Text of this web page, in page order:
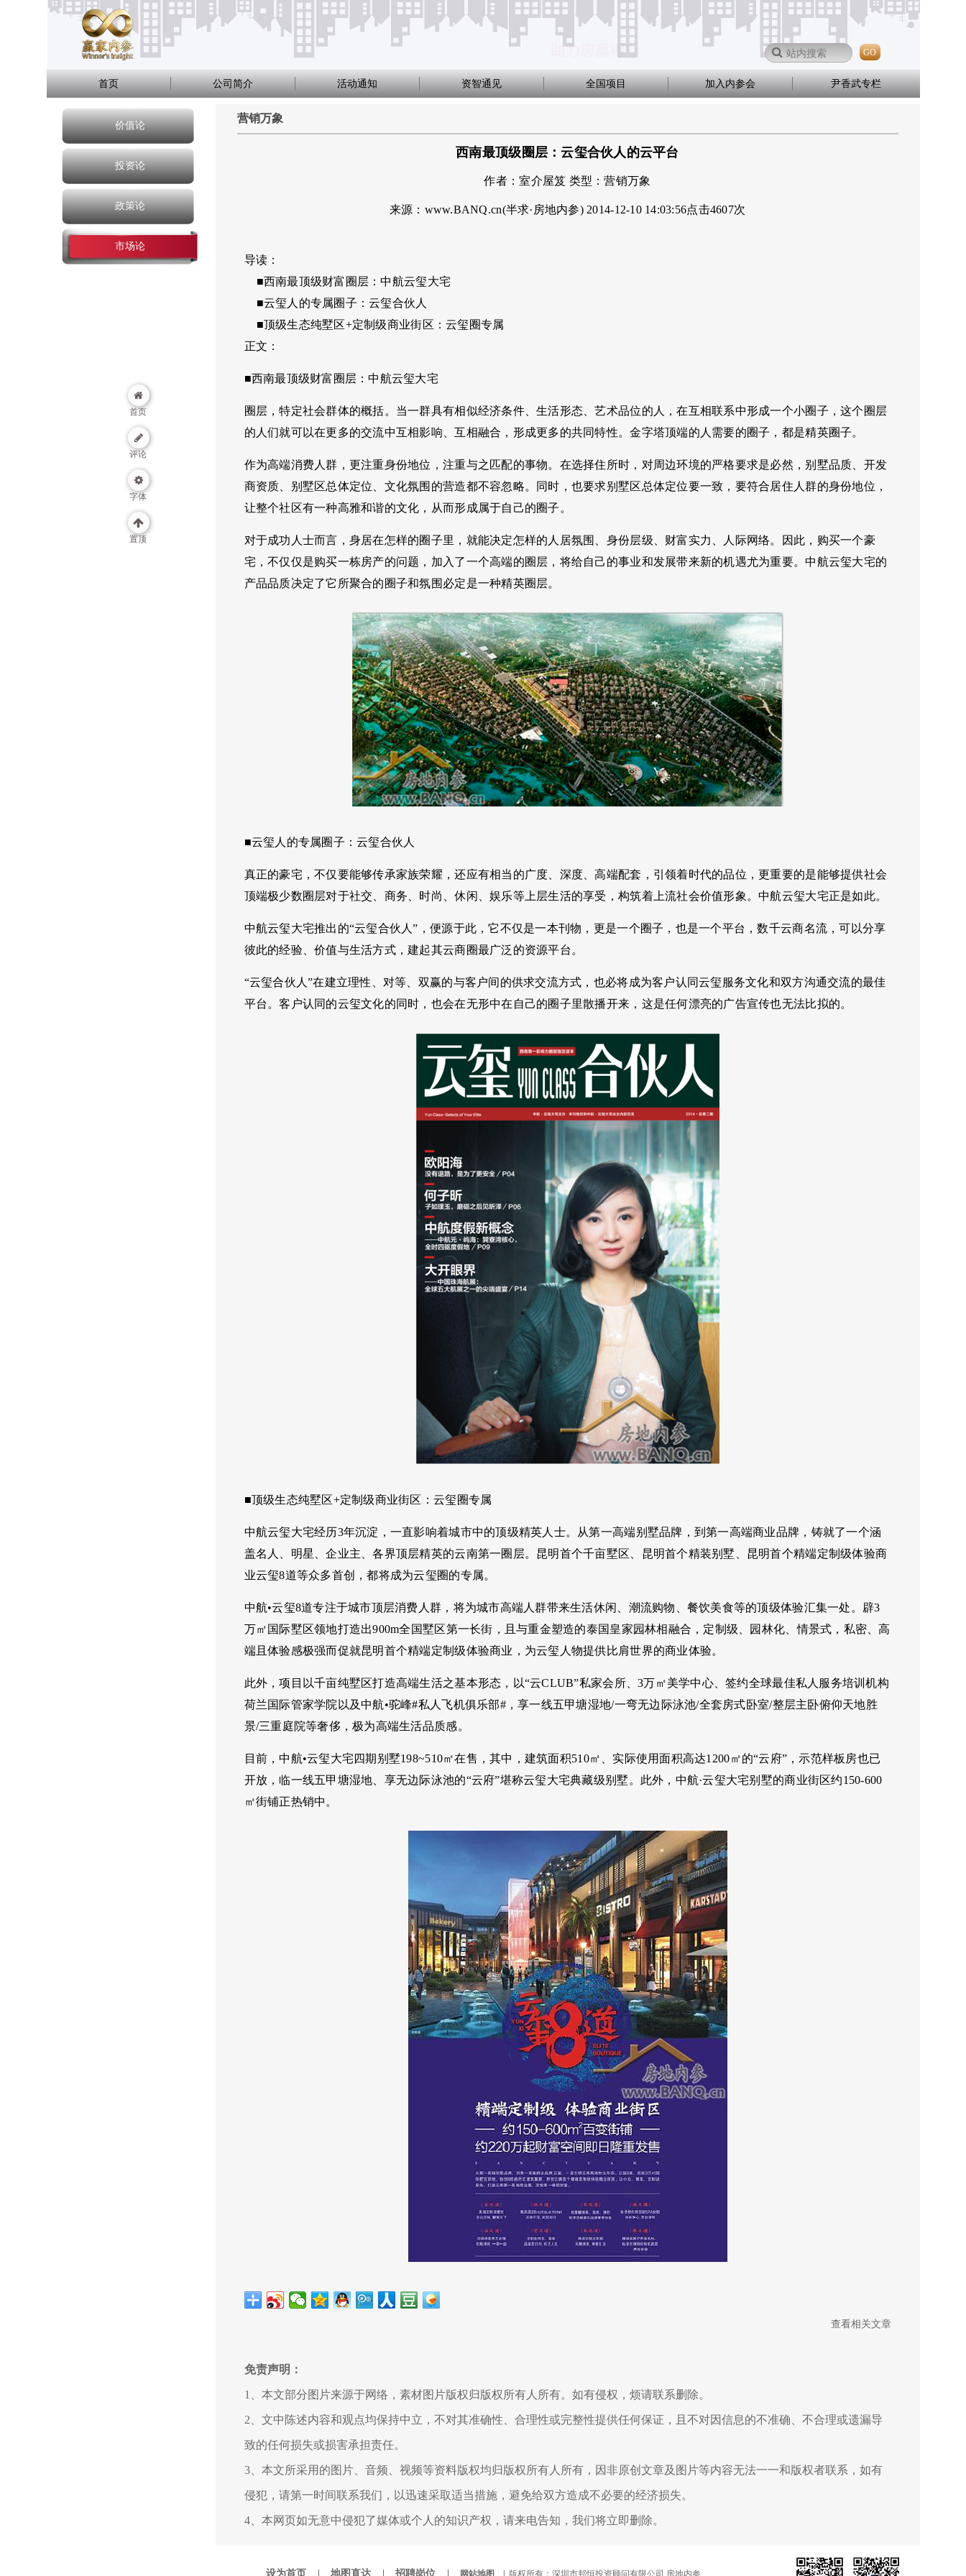
GO
首页 公司简介 活动通知 资智通见 全国项目 加入内参会 尹香武专栏
价值论
投资论
政策论
市场论
首页
评论
字体
置顶
营销万象
西南最顶级圈层：云玺合伙人的云平台
作者：室介屋笈 类型：营销万象
来源：www.BANQ.cn(半求·房地内参) 2014-12-10 14:03:56点击4607次
导读：
■西南最顶级财富圈层：中航云玺大宅
■云玺人的专属圈子：云玺合伙人
■顶级生态纯墅区+定制级商业街区：云玺圈专属
正文：
■西南最顶级财富圈层：中航云玺大宅
圈层，特定社会群体的概括。当一群具有相似经济条件、生活形态、艺术品位的人，在互相联系中形成一个小圈子，这个圈层
的人们就可以在更多的交流中互相影响、互相融合，形成更多的共同特性。金字塔顶端的人需要的圈子，都是精英圈子。
作为高端消费人群，更注重身份地位，注重与之匹配的事物。在选择住所时，对周边环境的严格要求是必然，别墅品质、开发
商资质、别墅区总体定位、文化氛围的营造都不容忽略。同时，也要求别墅区总体定位要一致，要符合居住人群的身份地位，
让整个社区有一种高雅和谐的文化，从而形成属于自己的圈子。
对于成功人士而言，身居在怎样的圈子里，就能决定怎样的人居氛围、身份层级、财富实力、人际网络。因此，购买一个豪
宅，不仅仅是购买一栋房产的问题，加入了一个高端的圈层，将给自己的事业和发展带来新的机遇尤为重要。中航云玺大宅的
产品品质决定了它所聚合的圈子和氛围必定是一种精英圈层。
■云玺人的专属圈子：云玺合伙人
真正的豪宅，不仅要能够传承家族荣耀，还应有相当的广度、深度、高端配套，引领着时代的品位，更重要的是能够提供社会
顶端极少数圈层对于社交、商务、时尚、休闲、娱乐等上层生活的享受，构筑着上流社会价值形象。中航云玺大宅正是如此。
中航云玺大宅推出的“云玺合伙人”，便源于此，它不仅是一本刊物，更是一个圈子，也是一个平台，数千云商名流，可以分享
彼此的经验、价值与生活方式，建起其云商圈最广泛的资源平台。
“云玺合伙人”在建立理性、对等、双赢的与客户间的供求交流方式，也必将成为客户认同云玺服务文化和双方沟通交流的最佳
平台。客户认同的云玺文化的同时，也会在无形中在自己的圈子里散播开来，这是任何漂亮的广告宣传也无法比拟的。
■顶级生态纯墅区+定制级商业街区：云玺圈专属
中航云玺大宅经历3年沉淀，一直影响着城市中的顶级精英人士。从第一高端别墅品牌，到第一高端商业品牌，铸就了一个涵
盖名人、明星、企业主、各界顶层精英的云南第一圈层。昆明首个千亩墅区、昆明首个精装别墅、昆明首个精端定制级体验商
业云玺8道等众多首创，都将成为云玺圈的专属。
中航•云玺8道专注于城市顶层消费人群，将为城市高端人群带来生活休闲、潮流购物、餐饮美食等的顶级体验汇集一处。辟3
万㎡国际墅区领地打造出900m全国墅区第一长街，且与重金塑造的泰国皇家园林相融合，定制级、园林化、情景式，私密、高
端且体验感极强而促就昆明首个精端定制级体验商业，为云玺人物提供比肩世界的商业体验。
此外，项目以千亩纯墅区打造高端生活之基本形态，以“云CLUB”私家会所、3万㎡美学中心、签约全球最佳私人服务培训机构
荷兰国际管家学院以及中航•驼峰#私人飞机俱乐部#，享一线五甲塘湿地/一弯无边际泳池/全套房式卧室/整层主卧俯仰天地胜
景/三重庭院等奢侈，极为高端生活品质感。
目前，中航•云玺大宅四期别墅198~510㎡在售，其中，建筑面积510㎡、实际使用面积高达1200㎡的“云府”，示范样板房也已
开放，临一线五甲塘湿地、享无边际泳池的“云府”堪称云玺大宅典藏级别墅。此外，中航·云玺大宅别墅的商业街区约150-600
㎡街铺正热销中。
查看相关文章
免责声明：
1、本文部分图片来源于网络，素材图片版权归版权所有人所有。如有侵权，烦请联系删除。
2、文中陈述内容和观点均保持中立，不对其准确性、合理性或完整性提供任何保证，且不对因信息的不准确、不合理或遗漏导
致的任何损失或损害承担责任。
3、本文所采用的图片、音频、视频等资料版权均归版权所有人所有，因非原创文章及图片等内容无法一一和版权者联系，如有
侵犯，请第一时间联系我们，以迅速采取适当措施，避免给双方造成不必要的经济损失。
4、本网页如无意中侵犯了媒体或个人的知识产权，请来电告知，我们将立即删除。
设为首页 | 地图直达 | 招聘岗位 | 网站地图 |版权所有：深圳市邦恒投资顾问有限公司 房地内参